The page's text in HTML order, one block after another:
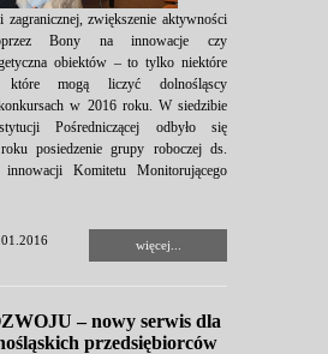
zagranicznej, zwiększenie aktywności
Bony na innowacje czy
obiektów – to tylko niektóre
które mogą liczyć dolnośląscy
w 2016 roku. W siedzibie
Pośredniczącej odbyło się
posiedzenie grupy roboczej ds.
Komitetu Monitorującego
więcej...
– nowy serwis dla
przedsiębiorców